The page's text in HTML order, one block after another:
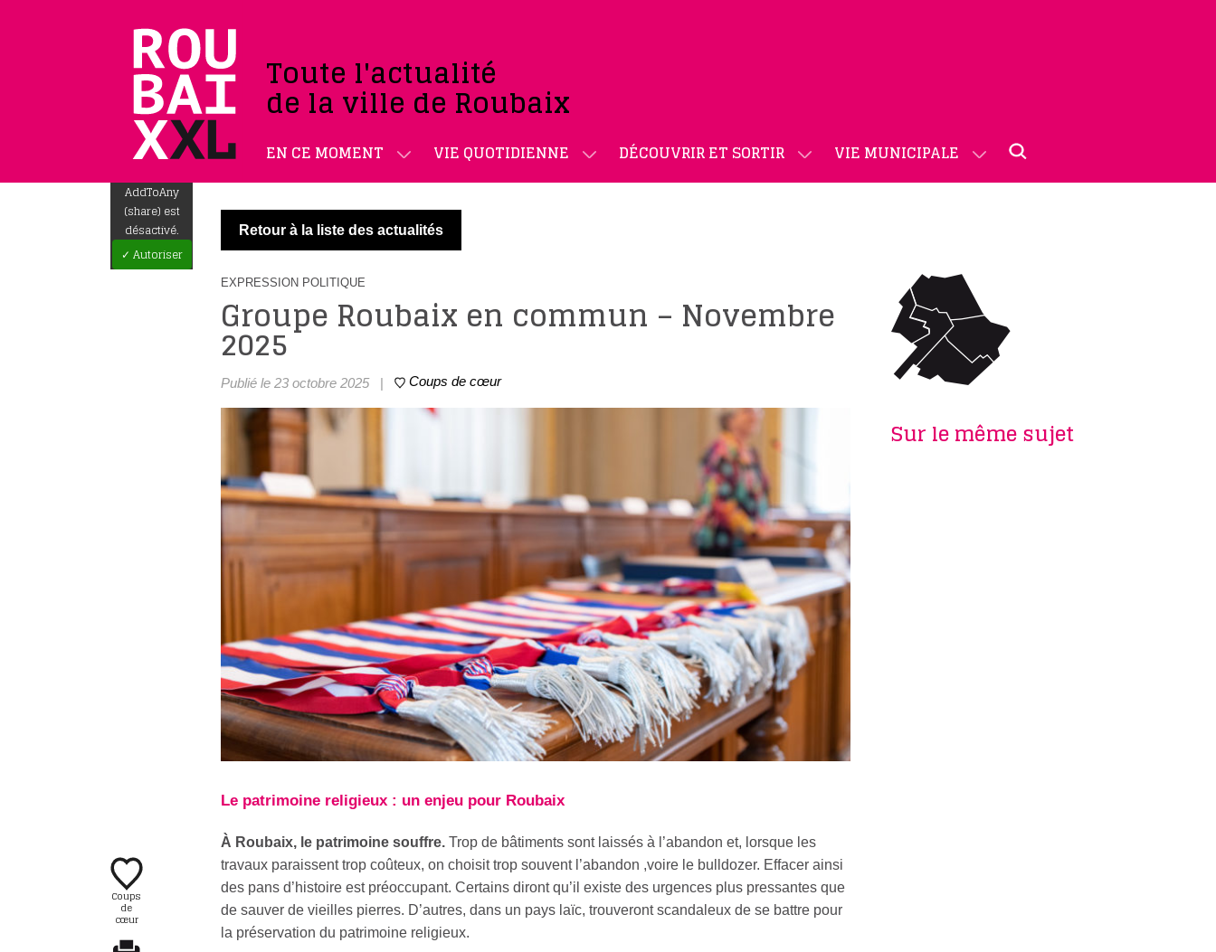
Toute l'actualité
de la ville de Roubaix
EN CE MOMENT VIE QUOTIDIENNE DÉCOUVRIR ET SORTIR VIE MUNICIPALE
AddToAny
(share) est
désactivé.
✓ Autoriser
Coups
de
cœur
Retour à la liste des actualités
EXPRESSION POLITIQUE
Groupe Roubaix en commun – Novembre
2025
Publié le 23 octobre 2025 | Coups de cœur
Le patrimoine religieux : un enjeu pour Roubaix
À Roubaix, le patrimoine souffre.Trop de bâtiments sont laissés à l’abandon et, lorsque les
travaux paraissent trop coûteux, on choisit trop souvent l’abandon ,voire le bulldozer. Effacer ainsi
des pans d’histoire est préoccupant. Certains diront qu’il existe des urgences plus pressantes que
de sauver de vieilles pierres. D’autres, dans un pays laïc, trouveront scandaleux de se battre pour
la préservation du patrimoine religieux.
Sur le même sujet